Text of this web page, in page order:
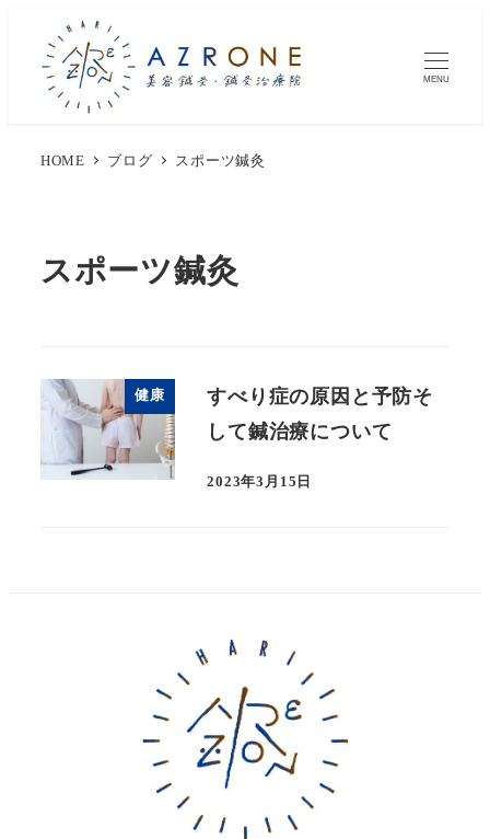
MENU
HOME ブログ スポーツ鍼灸
スポーツ鍼灸
健康
すべり症の原因と予防そ
して鍼治療について
2023年3月15日